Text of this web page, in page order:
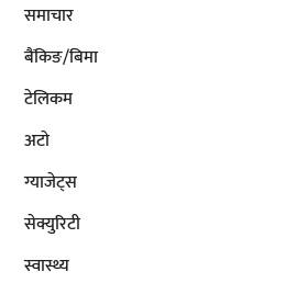
समाचार
बैंकिङ/बिमा
टेलिकम
अटाे
ग्याजेट्स
सेक्युरिटी
स्वास्थ्य